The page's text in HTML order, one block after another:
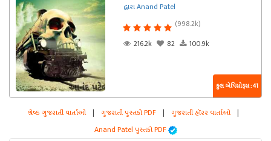
દ્વારા Anand Patel
(998.2k)
216.2k
82 100.9k
કુલ એપિસોડ્સ : 41
શ્રેષ્ઠ ગુજરાતી વાર્તાઓ | ગુજરાતી પુસ્તકો PDF | ગુજરાતી હૉરર વાર્તાઓ |
Anand Patel પુસ્તકો PDF